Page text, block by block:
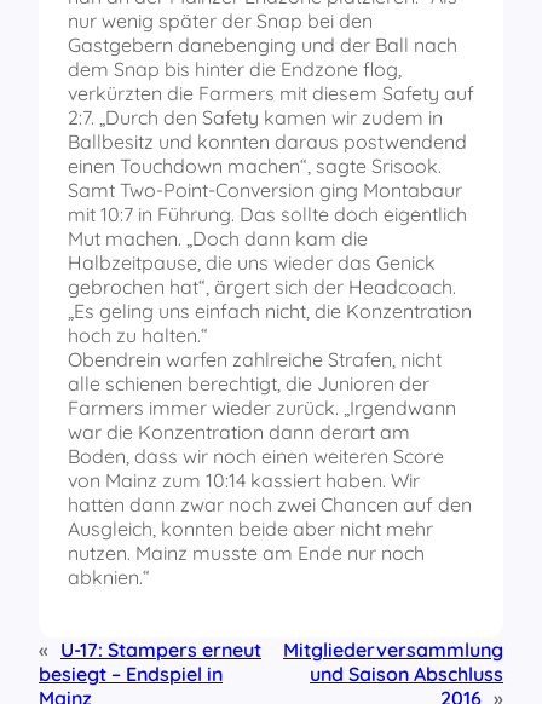
nur wenig später der Snap bei den
Gastgebern danebenging und der Ball nach
dem Snap bis hinter die Endzone flog,
verkürzten die Farmers mit diesem Safety auf
2:7. „Durch den Safety kamen wir zudem in
Ballbesitz und konnten daraus postwendend
einen Touchdown machen“, sagte Srisook.
Samt Two-Point-Conversion ging Montabaur
mit 10:7 in Führung. Das sollte doch eigentlich
Mut machen. „Doch dann kam die
Halbzeitpause, die uns wieder das Genick
gebrochen hat“, ärgert sich der Headcoach.
„Es geling uns einfach nicht, die Konzentration
hoch zu halten.“
Obendrein warfen zahlreiche Strafen, nicht
alle schienen berechtigt, die Junioren der
Farmers immer wieder zurück. „Irgendwann
war die Konzentration dann derart am
Boden, dass wir noch einen weiteren Score
von Mainz zum 10:14 kassiert haben. Wir
hatten dann zwar noch zwei Chancen auf den
Ausgleich, konnten beide aber nicht mehr
nutzen. Mainz musste am Ende nur noch
abknien.“
« U-17: Stampers erneut
besiegt – Endspiel in
Mainz
Mitgliederversammlung
und Saison Abschluss
2016 »